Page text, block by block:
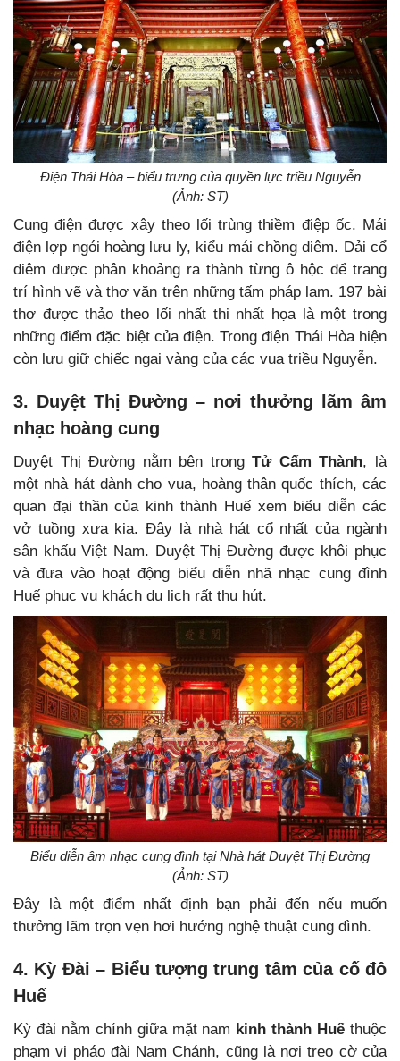
Điện Thái Hòa – biểu trưng của quyền lực triều Nguyễn
(Ảnh: ST)
Cung điện được xây theo lối trùng thiềm điệp ốc. Mái
điện lợp ngói hoàng lưu ly, kiểu mái chồng diêm. Dải cổ
diêm được phân khoảng ra thành từng ô hộc để trang
trí hình vẽ và thơ văn trên những tấm pháp lam. 197 bài
thơ được thảo theo lối nhất thi nhất họa là một trong
những điểm đặc biệt của điện. Trong điện Thái Hòa hiện
còn lưu giữ chiếc ngai vàng của các vua triều Nguyễn.
3. Duyệt Thị Đường – nơi thưởng lãm âm
nhạc hoàng cung
Duyệt Thị Đường nằm bên trongTử Cấm Thành, là
một nhà hát dành cho vua, hoàng thân quốc thích, các
quan đại thần của kinh thành Huế xem biểu diễn các
vở tuồng xưa kia. Đây là nhà hát cổ nhất của ngành
sân khấu Việt Nam. Duyệt Thị Đường được khôi phục
và đưa vào hoạt động biểu diễn nhã nhạc cung đình
Huế phục vụ khách du lịch rất thu hút.
Biểu diễn âm nhạc cung đình tại Nhà hát Duyệt Thị Đường
(Ảnh: ST)
Đây là một điểm nhất định bạn phải đến nếu muốn
thưởng lãm trọn vẹn hơi hướng nghệ thuật cung đình.
4. Kỳ Đài – Biểu tượng trung tâm của cố đô
Huế
Kỳ đài nằm chính giữa mặt nam kinh thành Huế thuộc
phạm vi pháo đài Nam Chánh, cũng là nơi treo cờ của